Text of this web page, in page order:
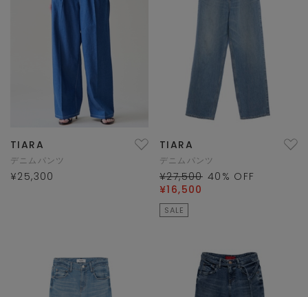
TIARA
デニムパンツ
¥25,300
TIARA
デニムパンツ
¥27,500 40 % OFF
¥16,500
SALE